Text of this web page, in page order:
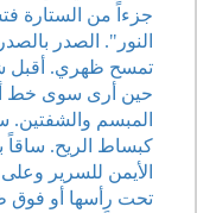
جزءاً من
النور". الصدر
تمسح ظهري. أقبل
حين أرى سوى خط
المبسم والشفتين.
كبساط الريح. ساقاً
الأيمن للسرير
تحت رأسها أو فوق